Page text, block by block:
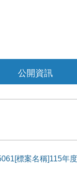
公開資訊
標案名稱]115年